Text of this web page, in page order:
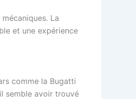
La
et une expérience
comme la Bugatti
semble avoir trouvé